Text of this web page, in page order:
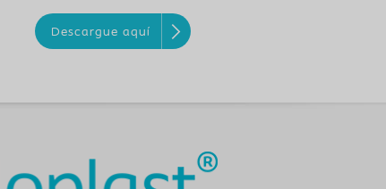
Descargue aquí